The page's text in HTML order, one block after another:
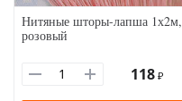
Нитяные шторы-лапша 1х2м,
розовый
118 ₽